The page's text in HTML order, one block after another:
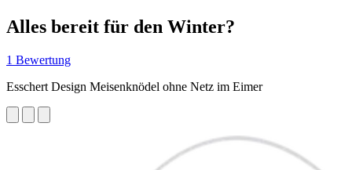
Alles bereit für den Winter?
1 Bewertung
Esschert Design Meisenknödel ohne Netz im Eimer